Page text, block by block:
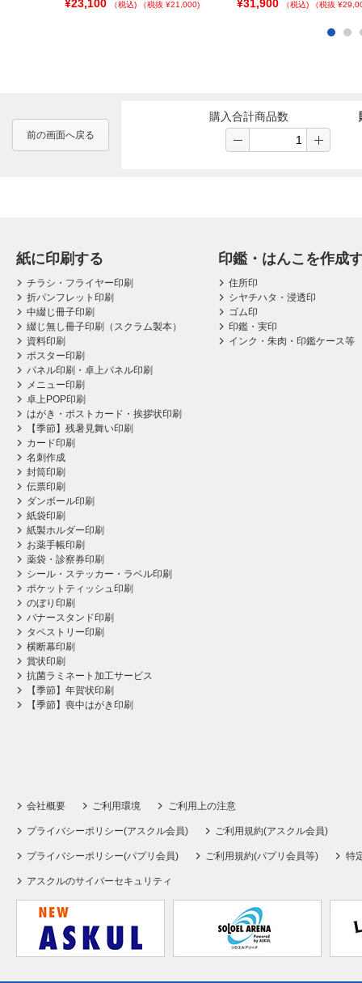
¥23,100
（税込) （税抜 ¥21,000)
¥31,900
（税込) （税抜
前の画面へ戻る
購入合計商品数
紙に印刷する
チラシ・フライヤー印刷
折パンフレット印刷
中綴じ冊子印刷
綴じ無し冊子印刷（スクラム製本）
資料印刷
ポスター印刷
パネル印刷・卓上パネル印刷
メニュー印刷
卓上POP印刷
はがき・ポストカード・挨拶状印刷
【季節】残暑見舞い印刷
カード印刷
名刺作成
封筒印刷
伝票印刷
ダンボール印刷
紙袋印刷
紙製ホルダー印刷
お薬手帳印刷
薬袋・診察券印刷
シール・ステッカー・ラベル印刷
ポケットティッシュ印刷
のぼり印刷
バナースタンド印刷
タペストリー印刷
横断幕印刷
賞状印刷
抗菌ラミネート加工サービス
【季節】年賀状印刷
【季節】喪中はがき印刷
印鑑・はんこを作成
住所印
シヤチハタ・浸透印
ゴム印
印鑑・実印
インク・朱肉・印鑑ケース等
会社概要 ご利用環境 ご利用上の注意
プライバシーポリシー(アスクル会員) ご利用規約(アスクル会員)
プライバシーポリシー(パプリ会員) ご利用規約(パプリ会員等) 特
アスクルのサイバーセキュリティ